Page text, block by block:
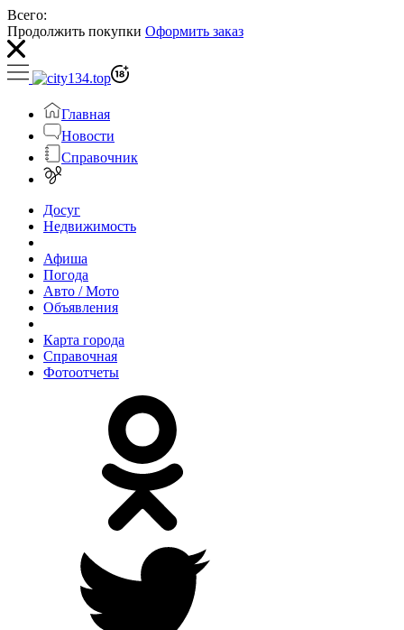
Всего:
Продолжить покупки Оформить заказ
Главная
Новости
Справочник
Досуг
Недвижимость
Афиша
Погода
Авто / Мото
Объявления
Карта города
Справочная
Фотоотчеты